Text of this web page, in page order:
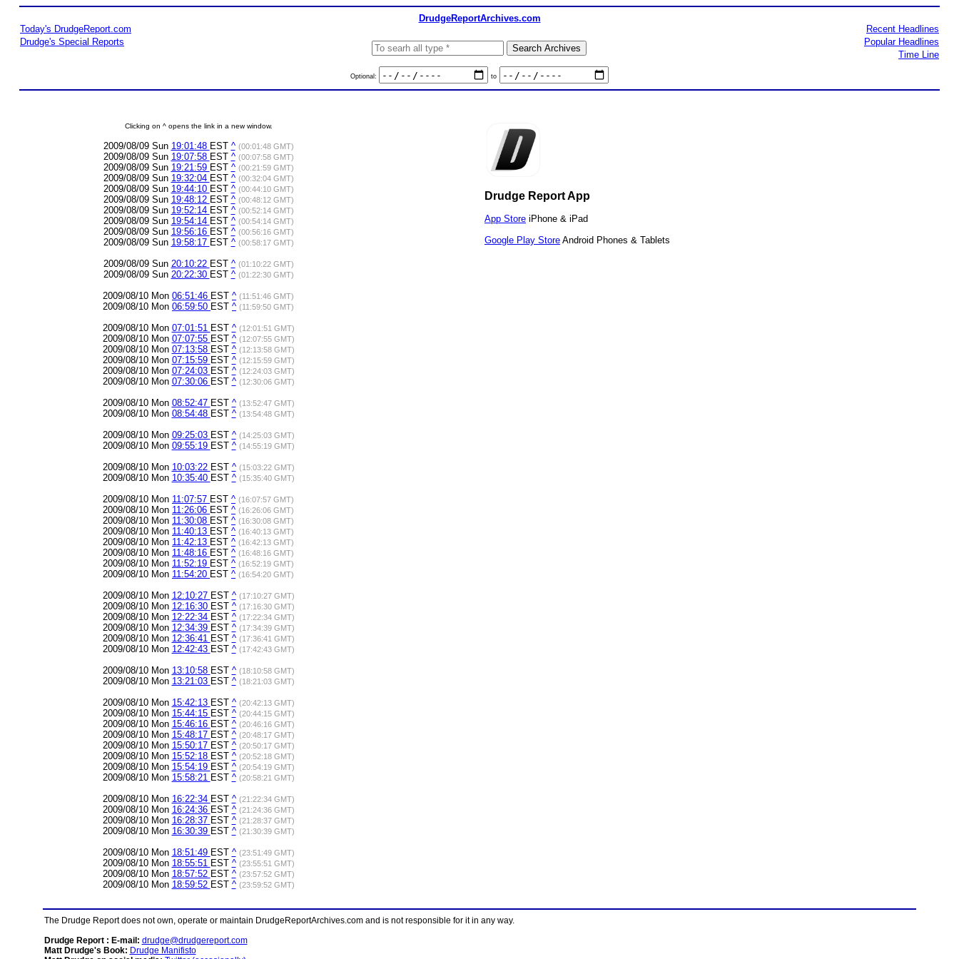
DrudgeReportArchives.com
Today's DrudgeReport.com
Drudge's Special Reports
Optional: to
Recent Headlines
Popular Headlines
Time Line
Clicking on ^ opens the link in a new window.
2009/08/09 Sun 19:01:48 EST ^ (00:01:48 GMT)
2009/08/09 Sun 19:07:58 EST ^ (00:07:58 GMT)
2009/08/09 Sun 19:21:59 EST ^ (00:21:59 GMT)
2009/08/09 Sun 19:32:04 EST ^ (00:32:04 GMT)
2009/08/09 Sun 19:44:10 EST ^ (00:44:10 GMT)
2009/08/09 Sun 19:48:12 EST ^ (00:48:12 GMT)
2009/08/09 Sun 19:52:14 EST ^ (00:52:14 GMT)
2009/08/09 Sun 19:54:14 EST ^ (00:54:14 GMT)
2009/08/09 Sun 19:56:16 EST ^ (00:56:16 GMT)
2009/08/09 Sun 19:58:17 EST ^ (00:58:17 GMT)
2009/08/09 Sun 20:10:22 EST ^ (01:10:22 GMT)
2009/08/09 Sun 20:22:30 EST ^ (01:22:30 GMT)
2009/08/10 Mon 06:51:46 EST ^ (11:51:46 GMT)
2009/08/10 Mon 06:59:50 EST ^ (11:59:50 GMT)
2009/08/10 Mon 07:01:51 EST ^ (12:01:51 GMT)
2009/08/10 Mon 07:07:55 EST ^ (12:07:55 GMT)
2009/08/10 Mon 07:13:58 EST ^ (12:13:58 GMT)
2009/08/10 Mon 07:15:59 EST ^ (12:15:59 GMT)
2009/08/10 Mon 07:24:03 EST ^ (12:24:03 GMT)
2009/08/10 Mon 07:30:06 EST ^ (12:30:06 GMT)
2009/08/10 Mon 08:52:47 EST ^ (13:52:47 GMT)
2009/08/10 Mon 08:54:48 EST ^ (13:54:48 GMT)
2009/08/10 Mon 09:25:03 EST ^ (14:25:03 GMT)
2009/08/10 Mon 09:55:19 EST ^ (14:55:19 GMT)
2009/08/10 Mon 10:03:22 EST ^ (15:03:22 GMT)
2009/08/10 Mon 10:35:40 EST ^ (15:35:40 GMT)
2009/08/10 Mon 11:07:57 EST ^ (16:07:57 GMT)
2009/08/10 Mon 11:26:06 EST ^ (16:26:06 GMT)
2009/08/10 Mon 11:30:08 EST ^ (16:30:08 GMT)
2009/08/10 Mon 11:40:13 EST ^ (16:40:13 GMT)
2009/08/10 Mon 11:42:13 EST ^ (16:42:13 GMT)
2009/08/10 Mon 11:48:16 EST ^ (16:48:16 GMT)
2009/08/10 Mon 11:52:19 EST ^ (16:52:19 GMT)
2009/08/10 Mon 11:54:20 EST ^ (16:54:20 GMT)
2009/08/10 Mon 12:10:27 EST ^ (17:10:27 GMT)
2009/08/10 Mon 12:16:30 EST ^ (17:16:30 GMT)
2009/08/10 Mon 12:22:34 EST ^ (17:22:34 GMT)
2009/08/10 Mon 12:34:39 EST ^ (17:34:39 GMT)
2009/08/10 Mon 12:36:41 EST ^ (17:36:41 GMT)
2009/08/10 Mon 12:42:43 EST ^ (17:42:43 GMT)
2009/08/10 Mon 13:10:58 EST ^ (18:10:58 GMT)
2009/08/10 Mon 13:21:03 EST ^ (18:21:03 GMT)
2009/08/10 Mon 15:42:13 EST ^ (20:42:13 GMT)
2009/08/10 Mon 15:44:15 EST ^ (20:44:15 GMT)
2009/08/10 Mon 15:46:16 EST ^ (20:46:16 GMT)
2009/08/10 Mon 15:48:17 EST ^ (20:48:17 GMT)
2009/08/10 Mon 15:50:17 EST ^ (20:50:17 GMT)
2009/08/10 Mon 15:52:18 EST ^ (20:52:18 GMT)
2009/08/10 Mon 15:54:19 EST ^ (20:54:19 GMT)
2009/08/10 Mon 15:58:21 EST ^ (20:58:21 GMT)
2009/08/10 Mon 16:22:34 EST ^ (21:22:34 GMT)
2009/08/10 Mon 16:24:36 EST ^ (21:24:36 GMT)
2009/08/10 Mon 16:28:37 EST ^ (21:28:37 GMT)
2009/08/10 Mon 16:30:39 EST ^ (21:30:39 GMT)
2009/08/10 Mon 18:51:49 EST ^ (23:51:49 GMT)
2009/08/10 Mon 18:55:51 EST ^ (23:55:51 GMT)
2009/08/10 Mon 18:57:52 EST ^ (23:57:52 GMT)
2009/08/10 Mon 18:59:52 EST ^ (23:59:52 GMT)
Drudge Report App
App Store iPhone & iPad
Google Play Store Android Phones & Tablets
The Drudge Report does not own, operate or maintain DrudgeReportArchives.com and is not responsible for it in any way.
Drudge Report : E-mail: drudge@drudgereport.com
Matt Drudge's Book: Drudge Manifisto